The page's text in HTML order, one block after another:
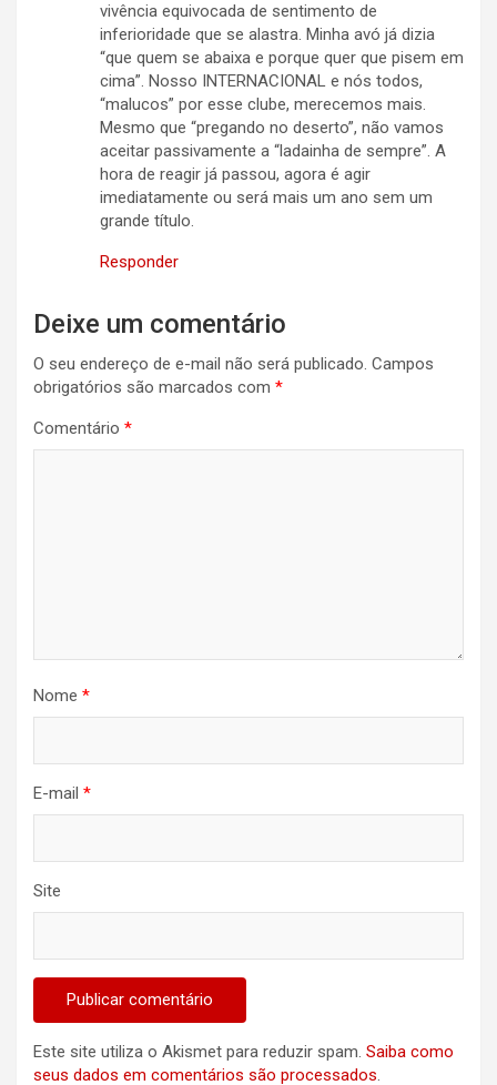
vivência equivocada de sentimento de
inferioridade que se alastra. Minha avó já dizia
“que quem se abaixa e porque quer que pisem em
cima”. Nosso INTERNACIONAL e nós todos,
“malucos” por esse clube, merecemos mais.
Mesmo que “pregando no deserto”, não vamos
aceitar passivamente a “ladainha de sempre”. A
hora de reagir já passou, agora é agir
imediatamente ou será mais um ano sem um
grande título.
Responder
Deixe um comentário
O seu endereço de e-mail não será publicado. Campos
obrigatórios são marcados com *
Comentário *
Nome *
E-mail *
Site
Este site utiliza o Akismet para reduzir spam. Saiba como
seus dados em comentários são processados.